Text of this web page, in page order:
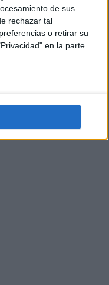
de sus
rechazar tal
o retirar su
en la parte